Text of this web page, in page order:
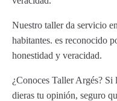
Nuestro taller da servicio
habitantes. es reconocido
honestidad y veracidad.
¿Conoces Taller Argés? Si
dieras tu opinión, seguro